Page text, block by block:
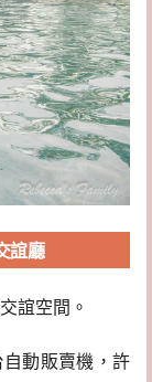
誼廳
誼空間。
動販賣機，許